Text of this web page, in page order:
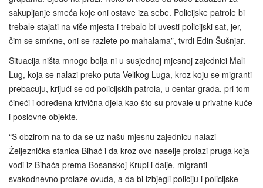
sakupljanje smeća koje oni ostave iza sebe. Policijske patrole bi
trebale stajati na više mjesta i trebalo bi uvesti policijski sat, jer,
čim se smrkne, oni se razlete po mahalama”, tvrdi Edin Šušnjar.
Situacija ništa mnogo bolja ni u susjednoj mjesnoj zajednici Mali
Lug, koja se nalazi preko puta Velikog Luga, kroz koju se migranti
prebacuju, krijući se od policijskih patrola, u centar grada, pri tom
čineći i određena krivična djela kao što su provale u privatne kuće
i poslovne objekte.
“S obzirom na to da se uz našu mjesnu zajednicu nalazi
Željeznička stanica Bihać i da kroz ovo naselje prolazi pruga koja
vodi iz Bihaća prema Bosanskoj Krupi i dalje, migranti
svakodnevno prolaze ovuda, a da bi izbjegli policiju i policijske